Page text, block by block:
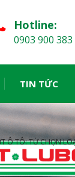
Hotline:
0903 900 383
TIN TỨC
Ô TÔ: TỪ CHỌN